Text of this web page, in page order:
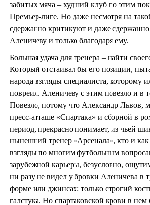
забитых мяча – худший клуб по этим
Премьер-лиге. Но даже несмотря на
сдержанно критикуют и даже сдержанно
Аленичеву и только благодаря ему.
Большая удача для тренера – найти
Который отстаивал бы его позиции,
народа взгляды специалиста, которому
повреил. Аленичеву с этим повезло и в
Повезло, потому что Александр Львов,
пресс-атташе «Спартака» и сборной в
период, прекрасно понимает, из чьей
нынешний тренер «Арсенала», кто и
взгляды по многим футбольным
зарубежной карьеры, безусловно,
ни разу не видел у бровки Аленичева в
форме или джинсах: только строгий
галстука. Но спартаковской крови в